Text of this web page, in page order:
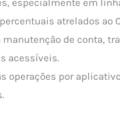
atrelados ao
de conta,
acessíveis.
operações por